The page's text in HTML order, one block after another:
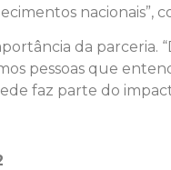
nacionais”,
da parceria.
pessoas que
faz parte do